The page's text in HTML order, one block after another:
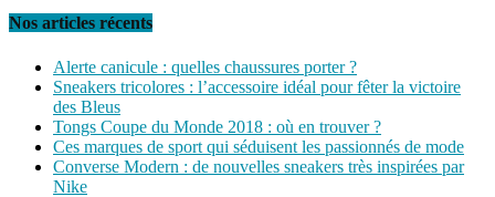
Nos articles récents
Alerte canicule : quelles chaussures porter ?
Sneakers tricolores : l’accessoire idéal pour fêter la victoire
des Bleus
Tongs Coupe du Monde 2018 : où en trouver ?
Ces marques de sport qui séduisent les passionnés de mode
Converse Modern : de nouvelles sneakers très inspirées par
Nike